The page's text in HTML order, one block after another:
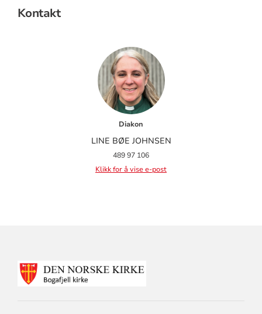
Kontakt
Diakon
LINE BØE JOHNSEN
489 97 106
Klikk for å vise e-post